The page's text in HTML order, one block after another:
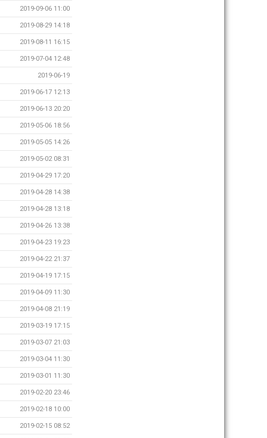
2019-09-06 11:00
2019-08-29 14:18
2019-08-11 16:15
2019-07-04 12:48
2019-06-19
2019-06-17 12:13
2019-06-13 20:20
2019-05-06 18:56
2019-05-05 14:26
2019-05-02 08:31
2019-04-29 17:20
2019-04-28 14:38
2019-04-28 13:18
2019-04-26 13:38
2019-04-23 19:23
2019-04-22 21:37
2019-04-19 17:15
2019-04-09 11:30
2019-04-08 21:19
2019-03-19 17:15
2019-03-07 21:03
2019-03-04 11:30
2019-03-01 11:30
2019-02-20 23:46
2019-02-18 10:00
2019-02-15 08:52